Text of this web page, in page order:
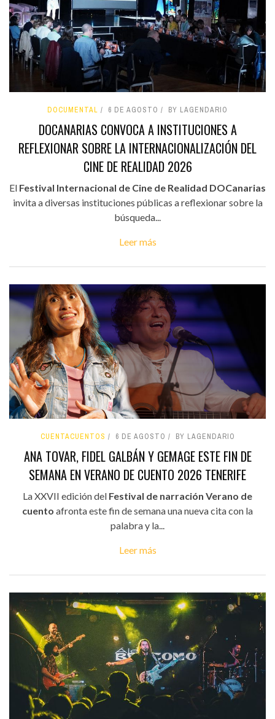
DOCUMENTAL 6 DE AGOSTO BY LAGENDARIO
DOCANARIAS CONVOCA A INSTITUCIONES A
REFLEXIONAR SOBRE LA INTERNACIONALIZACIÓN DEL
CINE DE REALIDAD 2026
El Festival Internacional de Cine de Realidad DOCanarias
invita a diversas instituciones públicas a reflexionar sobre la
búsqueda...
Leer más
CUENTACUENTOS 6 DE AGOSTO BY LAGENDARIO
ANA TOVAR, FIDEL GALBÁN Y GEMAGE ESTE FIN DE
SEMANA EN VERANO DE CUENTO 2026 TENERIFE
La XXVII edición del Festival de narración Verano de
cuento afronta este fin de semana una nueva cita con la
palabra y la...
Leer más